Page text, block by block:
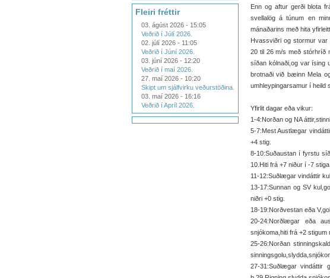
Fleiri fréttir
03. ágúst 2026 - 15:05
Veðrið í Júlí 2026.
02. júlí 2026 - 11:05
Veðrið í Júní 2026.
03. júní 2026 - 12:20
Veðrið í maí 2026.
27. maí 2026 - 10:20
Skipt um sjálfvirku veðurstöðina.
03. maí 2026 - 16:16
Veðrið í Apríl 2026.
Enn og aftur gerði blota
svellalög á túnum en
mánaðarins með hita
Hvassviðri og stormur var
20 til 26 m/s með stórhríð
síðan kólnaði,og var ísing
brotnaði við bæinn Mela
umhleypingarsamur í heild
Yfirlit dagar eða vikur:
1-4:Norðan og NA
5-7:Mest Austlægar
+4 stig.
8-10:Suðaustan í fyrstu
10.Hiti frá +7 niður í -7 stiga
11-12:Suðlægar vindáttir
13-17:Sunnan og SV
niðri +0 stig.
18-19:Norðvestan eða
20-24:Norðlægar eða
snjókoma,hiti frá +2 stigum
25-26:Norðan
27-31:Suðlægar vindáttir